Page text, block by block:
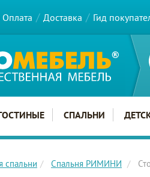
Оплата Доставка Гид
СПАЛЬНИ
спальни Спальня РИМИНИ